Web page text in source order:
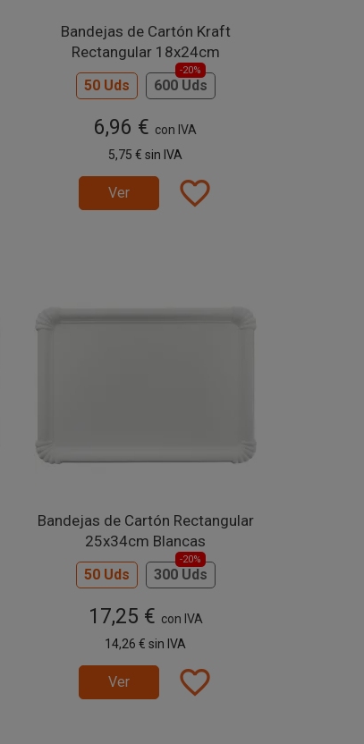
Bandejas de Cartón Kraft
Rectangular 18x24cm
50 Uds 600 Uds
-20%
6,96 € con IVA
5,75 € sin IVA
Ver favorite_border
Bandejas de Cartón Rectangular
25x34cm Blancas
50 Uds 300 Uds
-20%
17,25 € con IVA
14,26 € sin IVA
Ver favorite_border